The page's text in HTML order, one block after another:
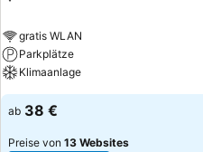
gratis WLAN
Parkplätze
Klimaanlage
ab 38 €
Preise von 13 Websites